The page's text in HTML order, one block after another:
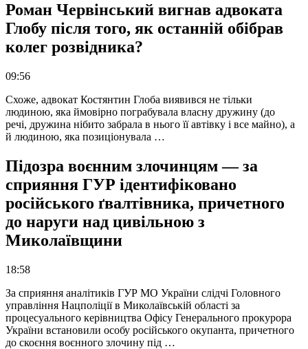
Роман Червінський вигнав адвоката
Глобу після того, як останній обібрав
колег розвідника?
09:56
Схоже, адвокат Костянтин Глоба виявився не тільки
людиною, яка ймовірно пограбувала власну дружину (до
речі, дружина нібито забрала в нього її автівку і все майно), а
й людиною, яка позиціонувала …
Підозра воєнним злочинцям — за
сприяння ГУР ідентифіковано
російського ґвалтівника, причетного
до наруги над цивільною з
Миколаївщини
18:58
За сприяння аналітиків ГУР МО України слідчі Головного
управління Нацполіції в Миколаївській області за
процесуального керівництва Офісу Генерального прокурора
України встановили особу російського окупанта, причетного
до скоєння воєнного злочину під …